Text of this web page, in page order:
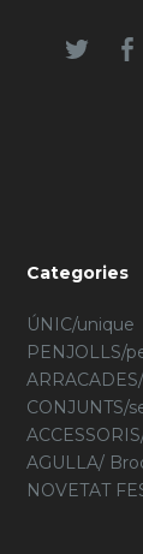
Categories
ÚNIC/unique
PENJOLLS/
CONJUNTS/
AGULLA/
NOVETAT